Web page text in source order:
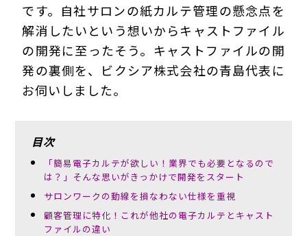
です。自社サロンの紙カルテ管理の懸念点を
解消したいという想いからキャストファイル
の開発に至ったそう。キャストファイルの開
発の裏側を、ビクシア株式会社の青島代表に
お伺いしました。
目次
「簡易電子カルテが欲しい！業界でも必要となるので
は？」そんな思いがきっかけで開発をスタート
サロンワークの動線を損なわない仕様を重視
顧客管理に特化！これが他社の電子カルテとキャスト
ファイルの違い